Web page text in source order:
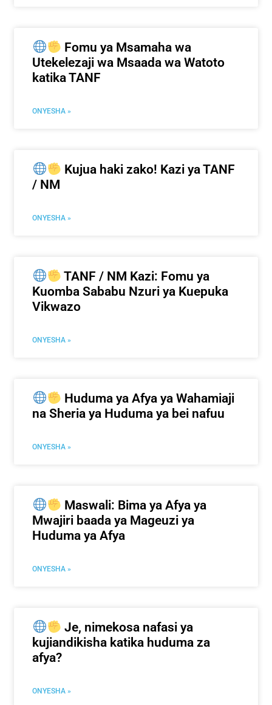
Fomu ya Msamaha wa
Utekelezaji wa Msaada wa Watoto
katika TANF
ONYESHA »
Kujua haki zako! Kazi ya TANF
/ NM
ONYESHA »
TANF / NM Kazi: Fomu ya
Kuomba Sababu Nzuri ya Kuepuka
Vikwazo
ONYESHA »
Huduma ya Afya ya Wahamiaji
na Sheria ya Huduma ya bei nafuu
ONYESHA »
Maswali: Bima ya Afya ya
Mwajiri baada ya Mageuzi ya
Huduma ya Afya
ONYESHA »
Je, nimekosa nafasi ya
kujiandikisha katika huduma za
afya?
ONYESHA »